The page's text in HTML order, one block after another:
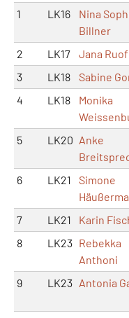
1
LK16
Nina
Billner
2 LK17 Jana Ruof
3
LK18 Sabine
4
LK18
Monika
5 LK20 Anke
6 LK21
Simone
7 LK21 Karin
8
LK23 Rebekka
Anthoni
9 LK23 Antonia